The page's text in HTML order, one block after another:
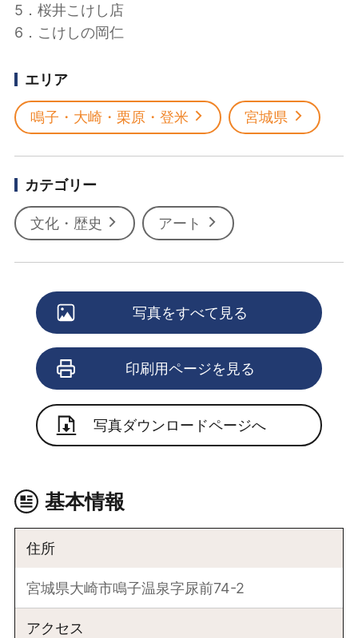
5．桜井こけし店
6．こけしの岡仁
エリア
鳴子・大崎・栗原・登米 宮城県
カテゴリー
文化・歴史 アート
写真をすべて見る
印刷用ページを見る
写真ダウンロードページへ
基本情報
住所
宮城県大崎市鳴子温泉字尿前74-2
アクセス